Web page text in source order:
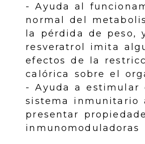
- Ayuda al
normal del
la pérdida de peso,
resveratrol imita
efectos de la
calórica sobre el
- Ayuda a estimular
sistema inmunitario
presentar
inmunomoduladoras